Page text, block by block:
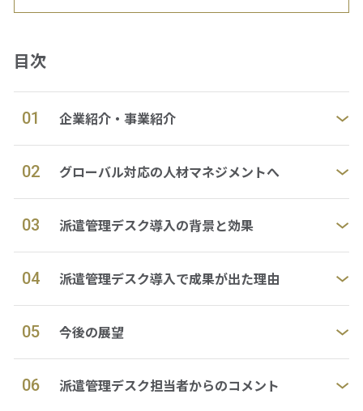
閉じる
目次
01 企業紹介・事業紹介
02 グローバル対応の人材マネジメントへ
03 派遣管理デスク導入の背景と効果
04 派遣管理デスク導入で成果が出た理由
05 今後の展望
06 派遣管理デスク担当者からのコメント